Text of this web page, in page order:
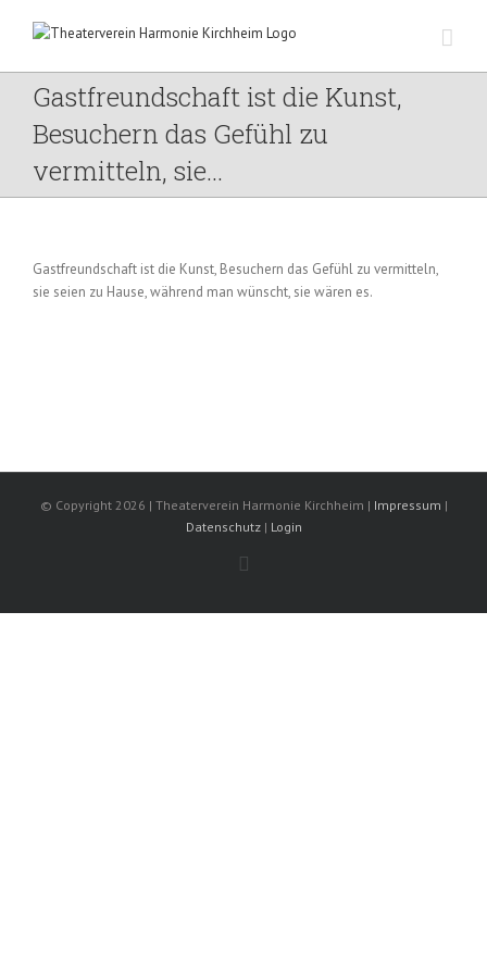
Gastfreundschaft ist die Kunst,
Besuchern das Gefühl zu
vermitteln, sie…
Gastfreundschaft ist die Kunst, Besuchern das Gefühl zu vermitteln,
sie seien zu Hause, während man wünscht, sie wären es.
© Copyright 2026 | Theaterverein Harmonie Kirchheim | Impressum |
Datenschutz| Login